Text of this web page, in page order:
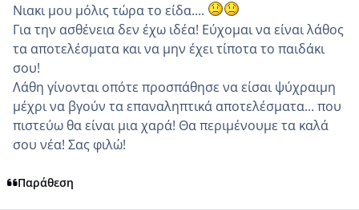
Νιακι μου μόλις τώρα το είδα....
Για την ασθένεια δεν έχω ιδέα! Εύχομαι να είναι λάθος
τα αποτελέσματα και να μην έχει τίποτα το παιδάκι
σου!
Λάθη γίνονται οπότε προσπάθησε να είσαι ψύχραιμη
μέχρι να βγούν τα επαναληπτικά αποτελέσματα... που
πιστεύω θα είναι μια χαρά! Θα περιμένουμε τα καλά
σου νέα! Σας φιλώ!
Παράθεση